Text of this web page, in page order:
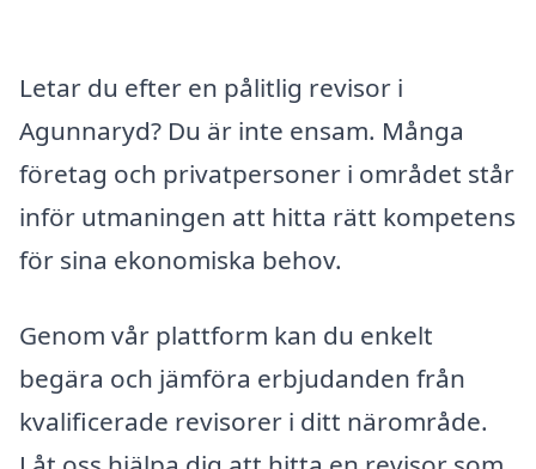
Letar du efter en pålitlig revisor i
Agunnaryd? Du är inte ensam. Många
företag och privatpersoner i området står
inför utmaningen att hitta rätt kompetens
för sina ekonomiska behov.
Genom vår plattform kan du enkelt
begära och jämföra erbjudanden från
kvalificerade revisorer i ditt närområde.